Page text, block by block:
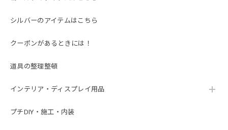
シルバーのアイテムはこちら
クーポンがあるときには！
道具の整理整頓
インテリア・ディスプレイ用品
プチDIY・施工・内装